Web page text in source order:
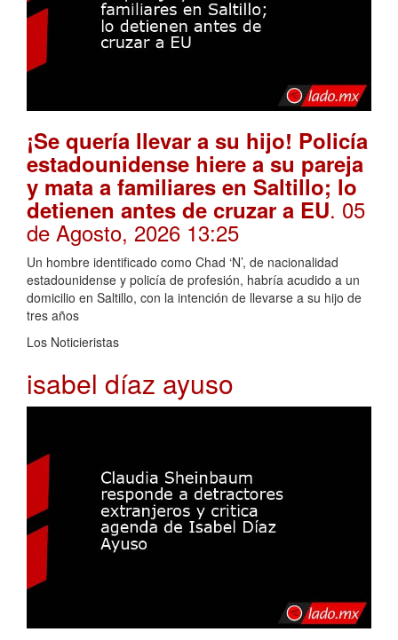
¡Se quería llevar a su hijo! Policía
estadounidense hiere a su pareja
y mata a familiares en Saltillo; lo
detienen antes de cruzar a EU. 05
de Agosto, 2026 13:25
Un hombre identificado como Chad ‘N’, de nacionalidad
estadounidense y policía de profesión, habría acudido a un
domicilio en Saltillo, con la intención de llevarse a su hijo de
tres años
Los Noticieristas
isabel díaz ayuso